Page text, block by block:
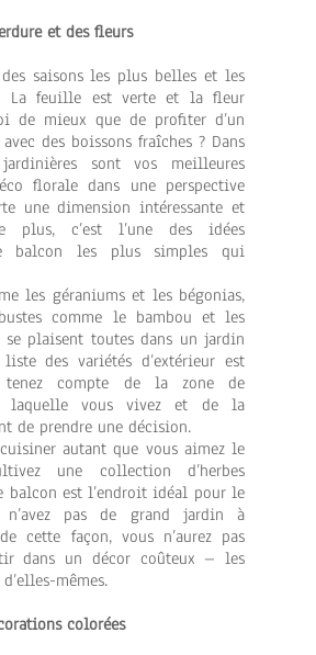
et des fleurs
des saisons les plus belles et les
La feuille est verte et la fleur
de mieux que de profiter d’un
des boissons fraîches ? Dans
sont vos meilleures
florale dans une perspective
une dimension intéressante et
plus, c’est l’une des idées
balcon les plus simples qui
les géraniums et les bégonias,
comme le bambou et les
se plaisent toutes dans un jardin
des variétés d’extérieur est
tenez compte de la zone de
laquelle vous vivez et de la
de prendre une décision.
autant que vous aimez le
une collection d’herbes
balcon est l’endroit idéal pour le
pas de grand jardin à
cette façon, vous n’aurez pas
dans un décor coûteux – les
mêmes.
colorées